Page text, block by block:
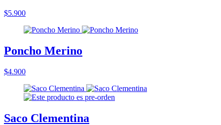
$5.900
Poncho Merino
$4.900
Saco Clementina